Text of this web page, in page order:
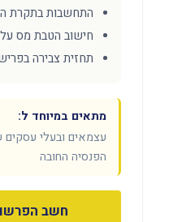
התחשבות בתקרת
חישוב הטבת מס
תחזית צבירה
מתאים במיוחד ל:
עצמאים ובעלי עסקים
הפנסיה החובה
חשב